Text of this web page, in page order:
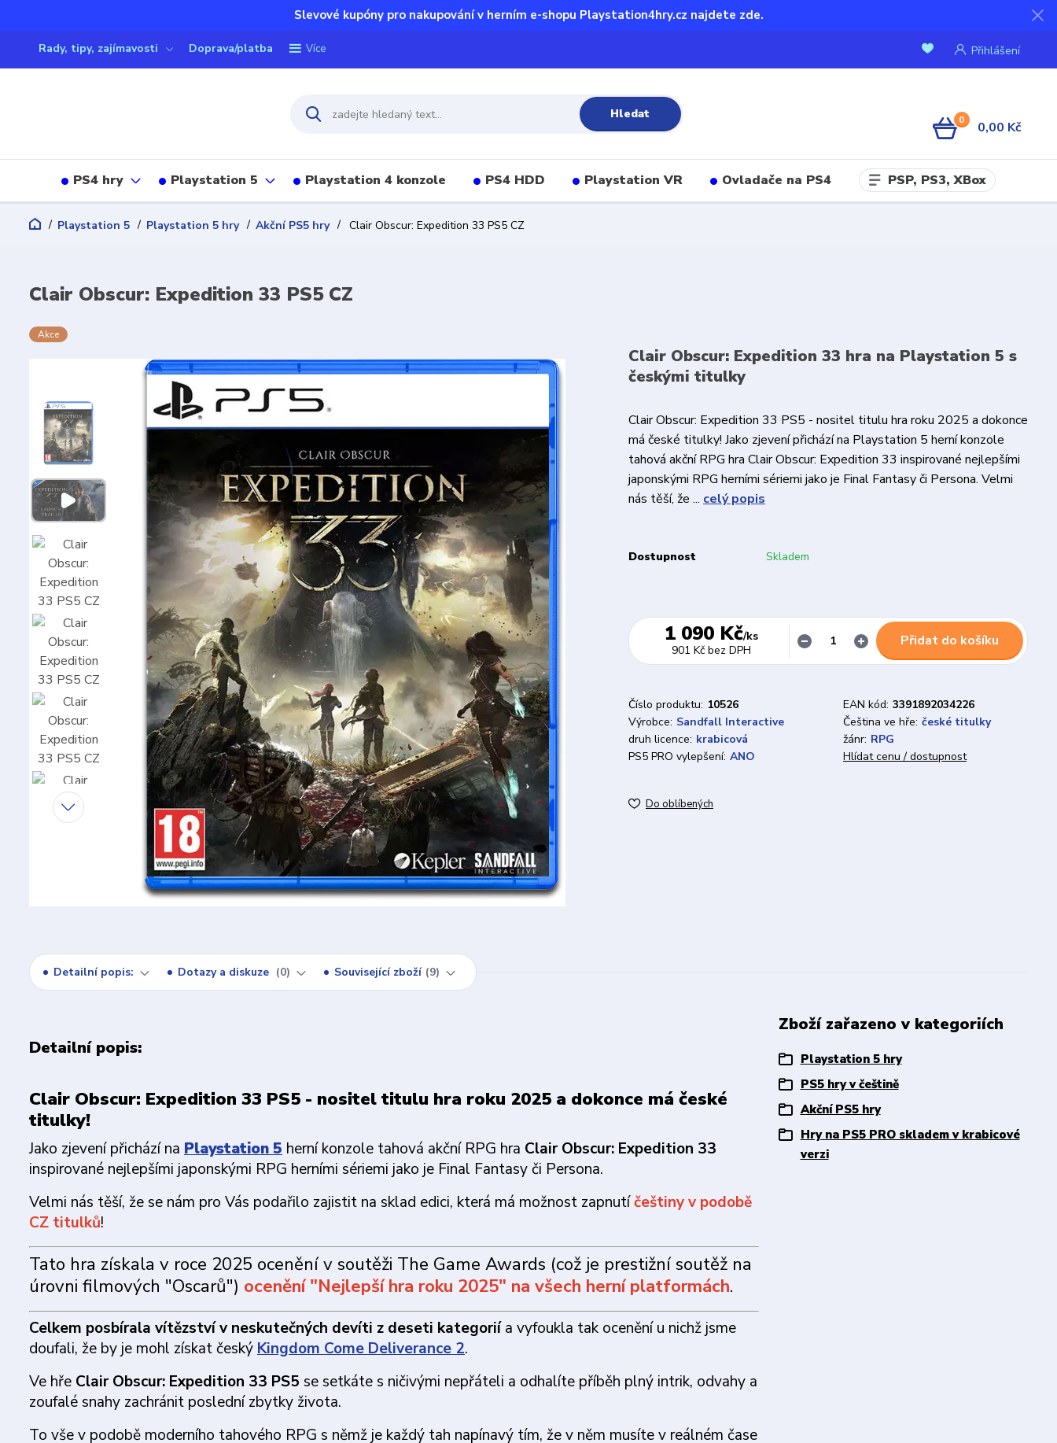
Slevové kupóny pro nakupování v herním e-shopu Playstation4hry.cz najdete zde.
Rady, tipy, zajímavosti Doprava/platba Více Přihlášení
Hledat 0 0,00 Kč
PS4 hry Playstation 5 Playstation 4 konzole PS4 HDD Playstation VR Ovladače na PS4 PSP, PS3, XBox
Playstation 5 Playstation 5 hry Akční PS5 hry Clair Obscur: Expedition 33 PS5 CZ
Clair Obscur: Expedition 33 PS5 CZ
Akce
Clair Obscur: Expedition 33 hra na Playstation 5 s
českými titulky
Clair Obscur: Expedition 33 PS5 - nositel titulu hra roku 2025 a dokonce
má české titulky! Jako zjevení přichází na Playstation 5 herní konzole
tahová akční RPG hra Clair Obscur: Expedition 33 inspirované nejlepšími
japonskými RPG herními sériemi jako je Final Fantasy či Persona. Velmi
nás těší, že ... celý popis
Dostupnost Skladem
1 090 Kč/ks
901 Kč bez DPH
Přidat do košíku
Číslo produktu: 10526 EAN kód: 3391892034226
Výrobce: Sandfall Interactive Čeština ve hře: české titulky
druh licence: krabicová žánr: RPG
PS5 PRO vylepšení: ANO Hlídat cenu / dostupnost
Do oblíbených
Detailní popis: Dotazy a diskuze 0 Související zboží 9
Detailní popis:
Clair Obscur: Expedition 33 PS5 - nositel titulu hra roku 2025 a dokonce má české
titulky!
Jako zjevení přichází na Playstation 5 herní konzole tahová akční RPG hra Clair Obscur: Expedition 33
inspirované nejlepšími japonskými RPG herními sériemi jako je Final Fantasy či Persona.
Velmi nás těší, že se nám pro Vás podařilo zajistit na sklad edici, která má možnost zapnutíčeštiny v podobě
CZ titulků!
Tato hra získala v roce 2025 ocenění v soutěži The Game Awards (což je prestižní soutěž na
úrovni filmových "Oscarů") ocenění "Nejlepší hra roku 2025" na všech herní platformách.
Celkem posbírala vítězství v neskutečných devíti z deseti kategoriía vyfoukla tak ocenění u nichž jsme
doufali, že by je mohl získat českýKingdom Come Deliverance 2.
Ve hře Clair Obscur: Expedition 33 PS5 se setkáte s ničivými nepřáteli a odhalíte příběh plný intrik, odvahy a
zoufalé snahy zachránit poslední zbytky života.
To vše v podobě moderního tahového RPG s němž je každý tah napínavý tím, že v něm musíte v reálném čase
Zboží zařazeno v kategoriích
Playstation 5 hry
PS5 hry v češtině
Akční PS5 hry
Hry na PS5 PRO skladem v krabicové
verzi